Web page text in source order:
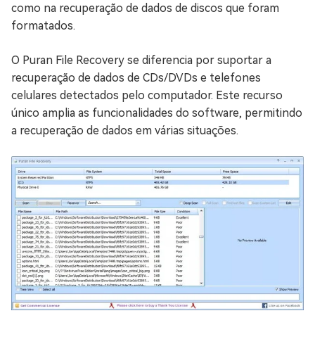
como na recuperação de dados de discos que foram
formatados.
O Puran File Recovery se diferencia por suportar a
recuperação de dados de CDs/DVDs e telefones
celulares detectados pelo computador. Este recurso
único amplia as funcionalidades do software, permitindo
a recuperação de dados em várias situações.